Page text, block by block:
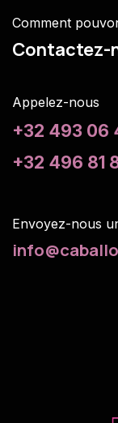
Comment
Contactez-
Appelez-nous
+32 493 06
+32 496 81
Envoyez-nous